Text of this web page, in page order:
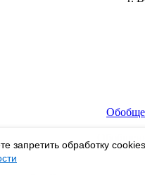
запретить обработку